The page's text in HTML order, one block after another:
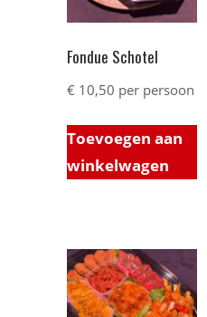
Fondue Schotel
€ 10,50 per persoon
Toevoegen aan
winkelwagen